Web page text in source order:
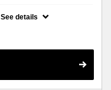
See details